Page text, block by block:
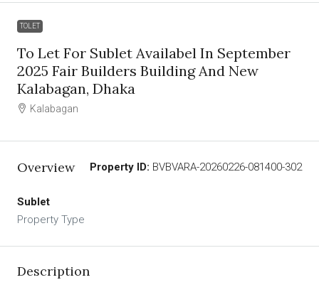
TOLET
To Let For Sublet Availabel In September
2025 Fair Builders Building And New
Kalabagan, Dhaka
Kalabagan
Overview Property ID: BVBVARA-20260226-081400-302
Sublet
Property Type
Description